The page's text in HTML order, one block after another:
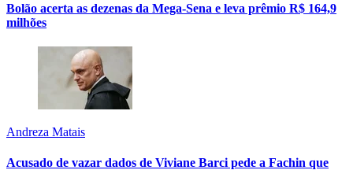
Bolão acerta as dezenas da Mega-Sena e leva prêmio R$ 164,9
milhões
Andreza Matais
Acusado de vazar dados de Viviane Barci pede a Fachin que